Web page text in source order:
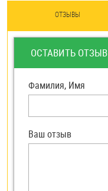
ОТЗЫВЫ
ОСТАВИТЬ ОТЗЫВ
Фамилия, Имя
Ваш отзыв